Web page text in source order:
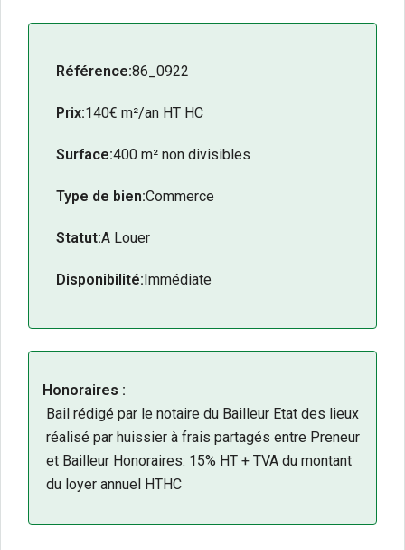
Référence:86_0922
Prix:140€ m²/an HT HC
Surface:400 m² non divisibles
Type de bien:Commerce
Statut:A Louer
Disponibilité:Immédiate
Honoraires :
Bail rédigé par le notaire du Bailleur Etat des lieux
réalisé par huissier à frais partagés entre Preneur
et Bailleur Honoraires: 15% HT + TVA du montant
du loyer annuel HTHC